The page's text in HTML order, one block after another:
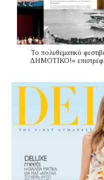
Το πολυθεματικό
ΔΗΜΟΤΙΚΟ!»